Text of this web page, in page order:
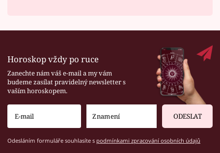
Horoskop vždy po ruce
Zanechte nám váš e-mail a my vám
budeme zasílat pravidelný newsletter s
vaším horoskopem.
ODESLAT
Odesláním formuláře souhlasíte s podmínkami zpracování osobních údajů